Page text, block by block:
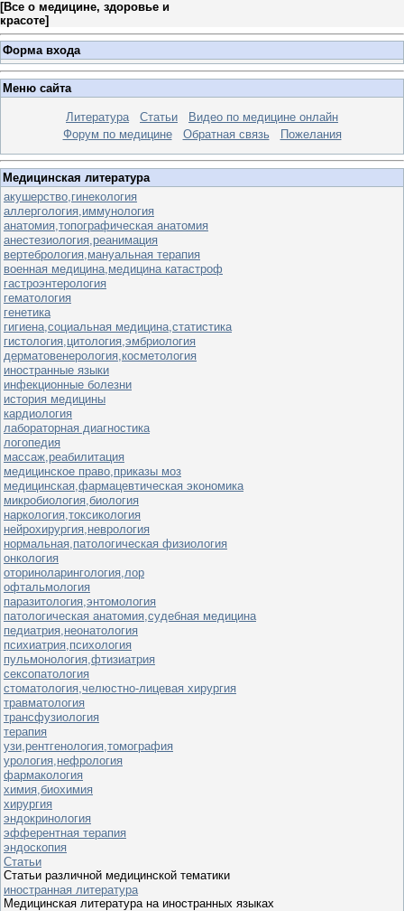
[Все о медицине, здоровье и
красоте]
Форма входа
Меню сайта
Литература Статьи
Видео по медицине онлайн
Форум по медицине
Обратная связь Пожелания
Медицинская литература
акушерство,гинекология
аллергология,иммунология
анатомия,топографическая анатомия
анестезиология,реанимация
вертебрология,мануальная терапия
военная медицина,медицина катастроф
гастроэнтерология
гематология
генетика
гигиена,социальная медицина,статистика
гистология,цитология,эмбриология
дерматовенерология,косметология
иностранные языки
инфекционные болезни
история медицины
кардиология
лабораторная диагностика
логопедия
массаж,реабилитация
медицинское право,приказы моз
медицинская,фармацевтическая экономика
микробиология,биология
наркология,токсикология
нейрохирургия,неврология
нормальная,патологическая физиология
онкология
оториноларингология,лор
офтальмология
паразитология,энтомология
патологическая анатомия,судебная медицина
педиатрия,неонатология
психиатрия,психология
пульмонология,фтизиатрия
сексопатология
стоматология,челюстно-лицевая хирургия
травматология
трансфузиология
терапия
узи,рентгенология,томография
урология,нефрология
фармакология
химия,биохимия
хирургия
эндокринология
эфферентная терапия
эндоскопия
Статьи
Статьи различной медицинской тематики
иностранная литература
Медицинская литература на иностранных языках